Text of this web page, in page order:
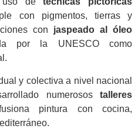
con pigmentos, tierras y
con jaspeado al óleo
por la UNESCO como
y colectiva a nivel nacional
numerosos talleres
pintura con cocina,